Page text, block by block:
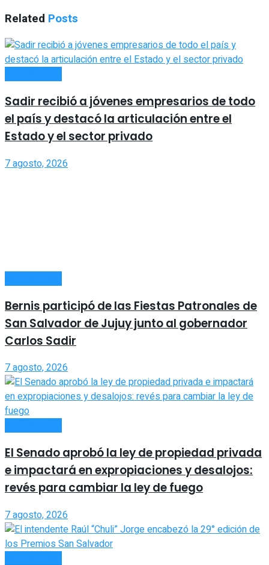
Related Posts
Sadir recibió a jóvenes empresarios de todo
el país y destacó la articulación entre el
Estado y el sector privado
7 agosto, 2026
Bernis participó de las Fiestas Patronales de
San Salvador de Jujuy junto al gobernador
Carlos Sadir
7 agosto, 2026
El Senado aprobó la ley de propiedad privada
e impactará en expropiaciones y desalojos:
revés para cambiar la ley de fuego
7 agosto, 2026